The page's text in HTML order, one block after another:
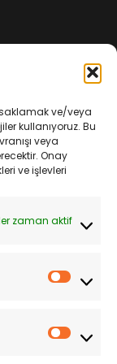
ve/veya
kullanıyoruz. Bu
veya
Onay
ve işlevleri
zaman aktif